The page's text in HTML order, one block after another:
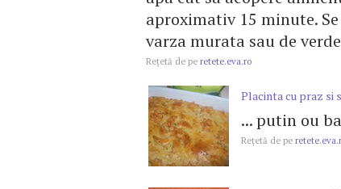
aproximativ 15 minute.
varza murata sau de
Reţetă de pe retete.eva.ro
Placinta cu praz si
... putin ou
Reţetă de pe